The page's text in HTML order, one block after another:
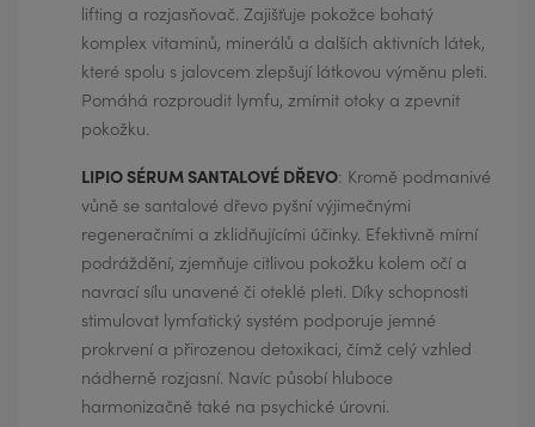
lifting a rozjasňovač. Zajišťuje pokožce bohatý
komplex vitaminů, minerálů a dalších aktivních látek,
které spolu s jalovcem zlepšují látkovou výměnu pleti.
Pomáhá rozproudit lymfu, zmírnit otoky a zpevnit
pokožku.
LIPIO SÉRUM SANTALOVÉ DŘEVO: Kromě podmanivé
vůně se santalové dřevo pyšní výjimečnými
regeneračními a zklidňujícími účinky. Efektivně mírní
podráždění, zjemňuje citlivou pokožku kolem očí a
navrací sílu unavené či oteklé pleti. Díky schopnosti
stimulovat lymfatický systém podporuje jemné
prokrvení a přirozenou detoxikaci, čímž celý vzhled
nádherně rozjasní. Navíc působí hluboce
harmonizačně také na psychické úrovni.